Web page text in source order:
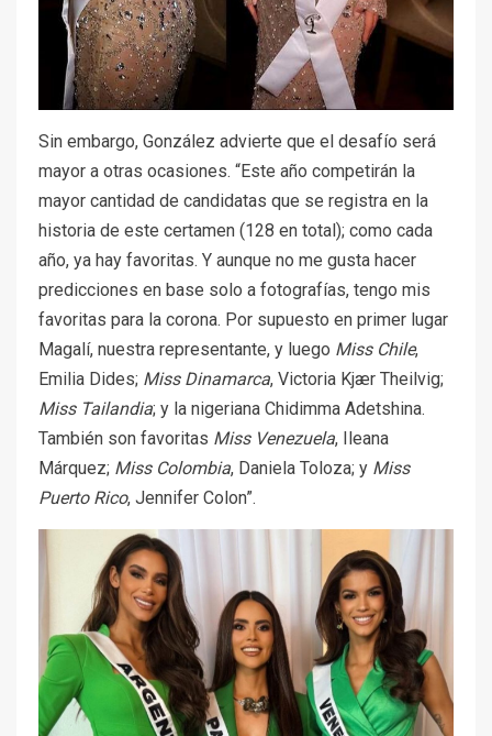
Sin embargo, González advierte que el desafío será
mayor a otras ocasiones. “Este año competirán la
mayor cantidad de candidatas que se registra en la
historia de este certamen (128 en total); como cada
año, ya hay favoritas. Y aunque no me gusta hacer
predicciones en base solo a fotografías, tengo mis
favoritas para la corona. Por supuesto en primer lugar
Magalí, nuestra representante, y luego Miss Chile,
Emilia Dides; Miss Dinamarca, Victoria Kjær Theilvig;
Miss Tailandia; y la nigeriana Chidimma Adetshina.
También son favoritas Miss Venezuela, Ileana
Márquez; Miss Colombia, Daniela Toloza; y Miss
Puerto Rico, Jennifer Colon”.